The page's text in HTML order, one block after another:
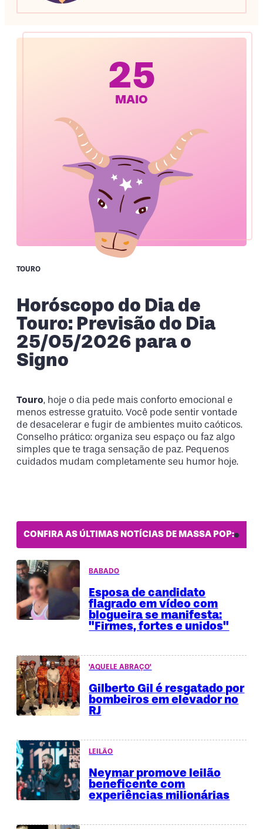
25
MAIO
TOURO
Horóscopo do Dia de
Touro: Previsão do Dia
25/05/2026 para o
Signo
Touro, hoje o dia pede mais conforto emocional e
menos estresse gratuito. Você pode sentir vontade
de desacelerar e fugir de ambientes muito caóticos.
Conselho prático: organiza seu espaço ou faz algo
simples que te traga sensação de paz. Pequenos
cuidados mudam completamente seu humor hoje.
CONFIRA AS ÚLTIMAS NOTÍCIAS DE MASSA POP:
BABADO
Esposa de candidato
flagrado em vídeo com
blogueira se manifesta:
"Firmes, fortes e unidos"
'AQUELE ABRAÇO'
Gilberto Gil é resgatado por
bombeiros em elevador no
RJ
LEILÃO
Neymar promove leilão
beneficente com
experiências milionárias